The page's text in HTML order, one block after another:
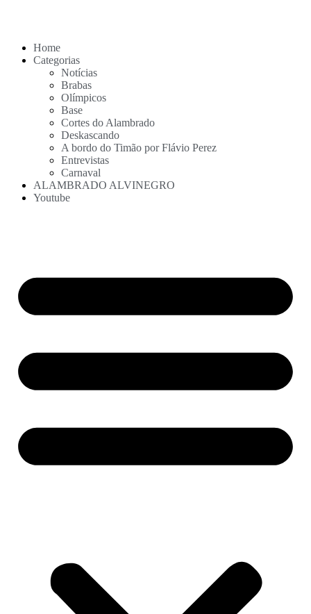
Home
Categorias
Notícias
Brabas
Olímpicos
Base
Cortes do Alambrado
Deskascando
A bordo do Timão por Flávio Perez
Entrevistas
Carnaval
ALAMBRADO ALVINEGRO
Youtube